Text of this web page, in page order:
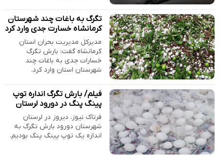
تگرگ به باغات چند شهرستان
کرمانشاه خسارت جدی وارد کرد
مدیرکل مدیریت بحران استان
کرمانشاه گفت: بارش تگرگ
خسارات جدی به باغات چند
شهرستان استان وارد کرد.
فیلم/ بارش تگرگ‌‌ انداره توپ
پینگ ‌پنگ در دورود لرستان
فرتاک نیوز، دیروز در لرستان
شهرستان دورود بارش تگرگ به
اندازه یک توپ پینگ پنگ بودیم.